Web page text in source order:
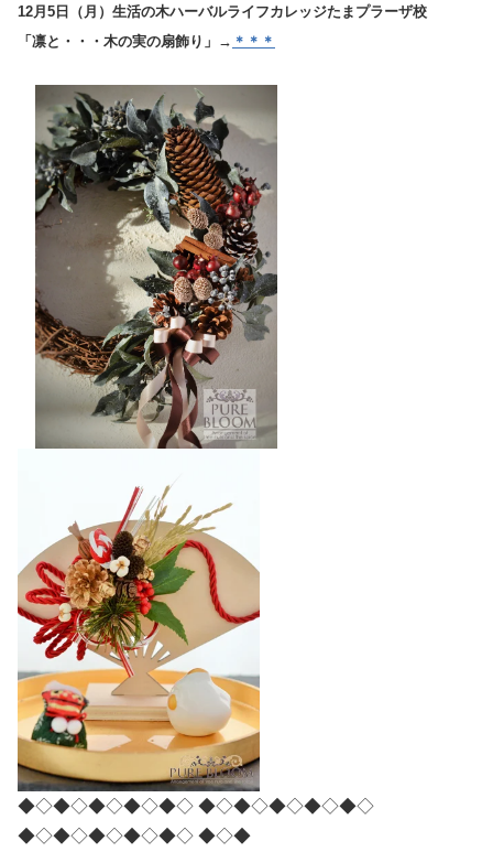
12月5日（月）生活の木ハーバルライフカレッジたまプラーザ校
「凛と・・・木の実の扇飾り」→ ＊＊＊
◆◇◆◇◆◇◆◇◆◇ ◆◇◆◇◆◇◆◇◆◇
◆◇◆◇◆◇◆◇◆◇ ◆◇◆